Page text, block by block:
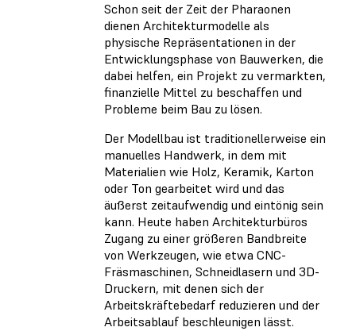
Schon seit der Zeit der Pharaonen
dienen Architekturmodelle als
physische Repräsentationen in der
Entwicklungsphase von Bauwerken, die
dabei helfen, ein Projekt zu vermarkten,
finanzielle Mittel zu beschaffen und
Probleme beim Bau zu lösen.
Der Modellbau ist traditionellerweise ein
manuelles Handwerk, in dem mit
Materialien wie Holz, Keramik, Karton
oder Ton gearbeitet wird und das
äußerst zeitaufwendig und eintönig sein
kann. Heute haben Architekturbüros
Zugang zu einer größeren Bandbreite
von Werkzeugen, wie etwa CNC-
Fräsmaschinen, Schneidlasern und 3D-
Druckern, mit denen sich der
Arbeitskräftebedarf reduzieren und der
Arbeitsablauf beschleunigen lässt.